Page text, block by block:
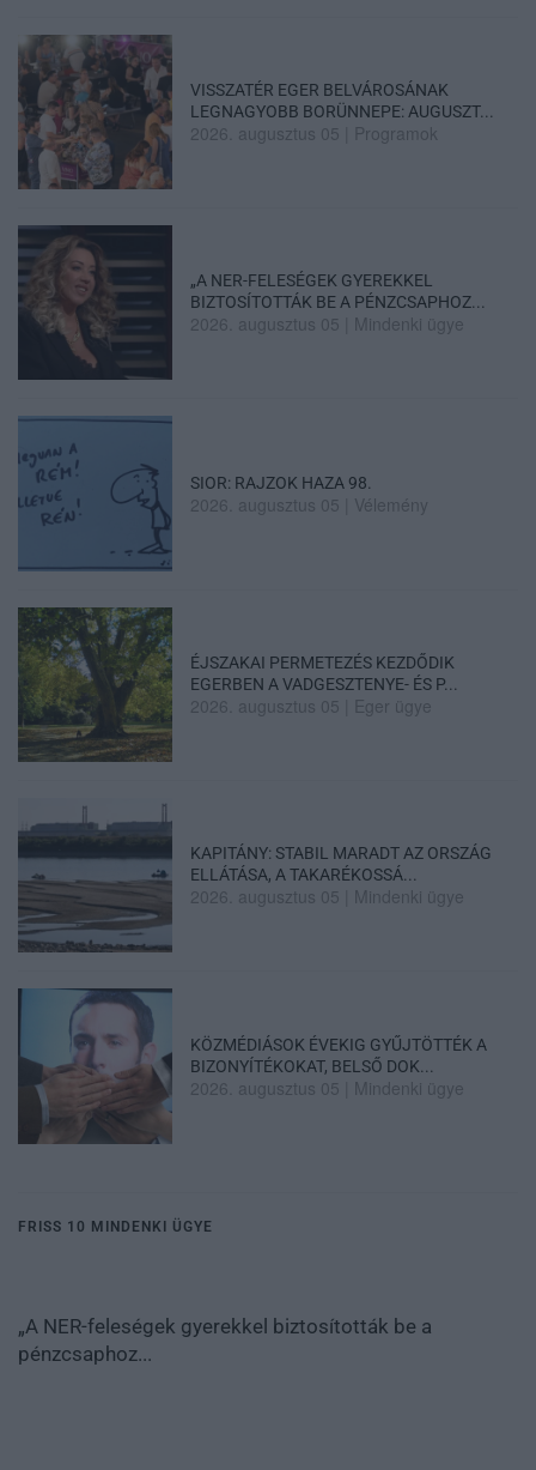
VISSZATÉR EGER BELVÁROSÁNAK
LEGNAGYOBB BORÜNNEPE: AUGUSZT...
2026. augusztus 05 Programok
„A NER-FELESÉGEK GYEREKKEL
BIZTOSÍTOTTÁK BE A PÉNZCSAPHOZ...
2026. augusztus 05 Mindenki ügye
SIOR: RAJZOK HAZA 98.
2026. augusztus 05 Vélemény
ÉJSZAKAI PERMETEZÉS KEZDŐDIK
EGERBEN A VADGESZTENYE- ÉS P...
2026. augusztus 05 Eger ügye
KAPITÁNY: STABIL MARADT AZ ORSZÁG
ELLÁTÁSA, A TAKARÉKOSSÁ...
2026. augusztus 05 Mindenki ügye
KÖZMÉDIÁSOK ÉVEKIG GYŰJTÖTTÉK A
BIZONYÍTÉKOKAT, BELSŐ DOK...
2026. augusztus 05 Mindenki ügye
FRISS 10 MINDENKI ÜGYE
„A NER-feleségek gyerekkel biztosították be a
pénzcsaphoz...